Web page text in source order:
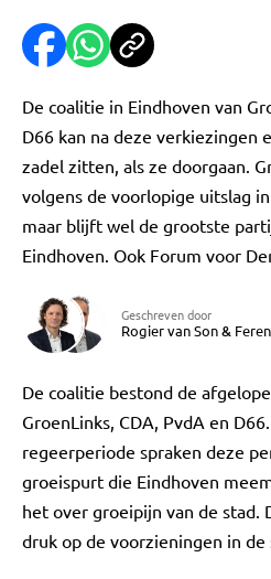
De coalitie in Eindhoven van
D66 kan na deze verkiezingen
zadel zitten, als ze doorgaan.
volgens de voorlopige uitslag
maar blijft wel de grootste
Eindhoven. Ook Forum voor
Geschreven door
Rogier van Son&
De coalitie bestond de
GroenLinks, CDA, PvdA en
regeerperiode spraken deze
groeispurt die Eindhoven
het over groeipijn van de stad.
druk op de voorzieningen in